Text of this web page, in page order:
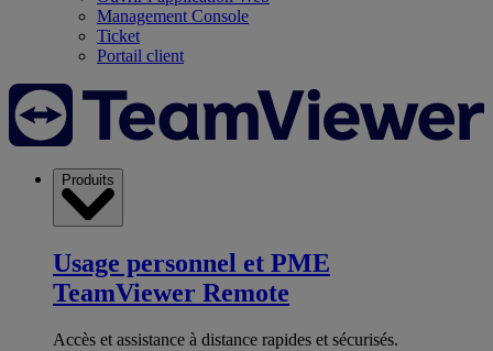
Management Console
Ticket
Portail client
Produits
Usage personnel et PME
TeamViewer Remote
Accès et assistance à distance rapides et sécurisés.